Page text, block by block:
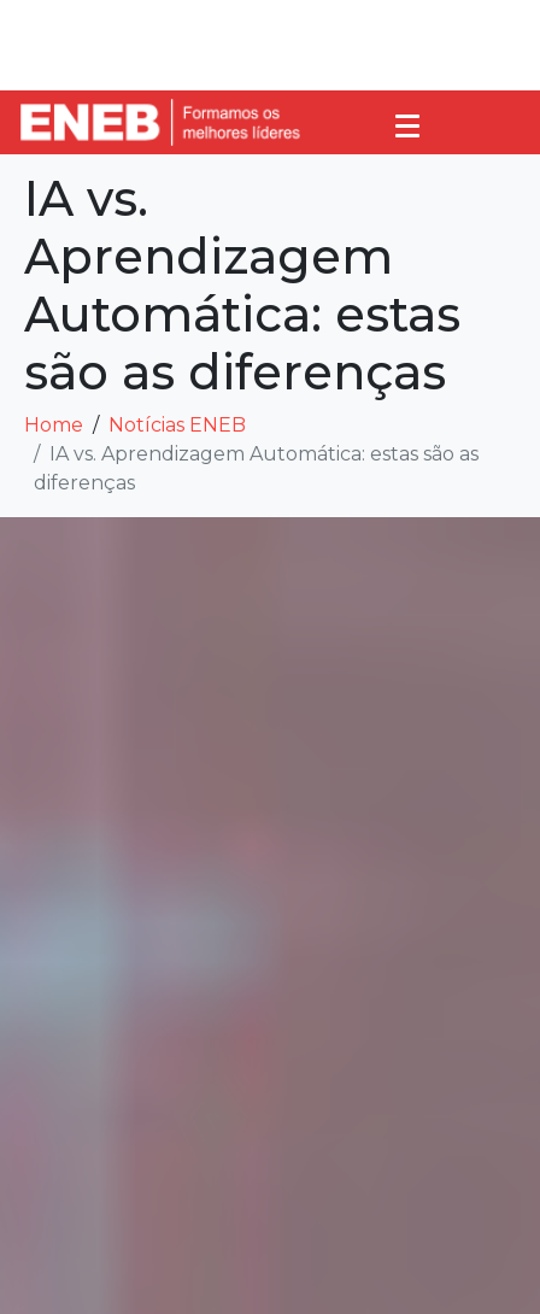
IA vs.
Aprendizagem
Automática: estas
são as diferenças
Home
Notícias ENEB
IA vs. Aprendizagem Automática: estas são as
diferenças